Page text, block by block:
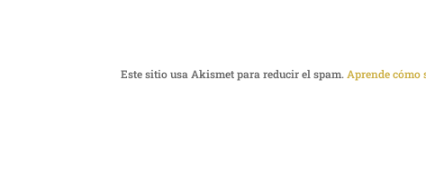
Este sitio usa Akismet para reducir el spam. Aprende cómo